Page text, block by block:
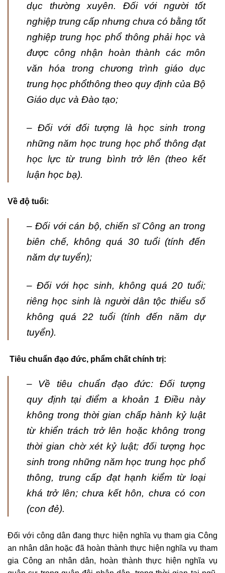
dục thường xuyên. Đối với người tốt
nghiệp trung cấp nhưng chưa có bằng tốt
nghiệp trung học phổ thông phải học và
được công nhận hoàn thành các môn
văn hóa trong chương trình giáo dục
trung học phổthông theo quy định của Bộ
Giáo dục và Đào tạo;
– Đối với đối tượng là học sinh trong
những năm học trung học phổ thông đạt
học lực từ trung bình trở lên (theo kết
luận học bạ).
Về độ tuổi:
– Đối với cán bộ, chiến sĩ Công an trong
biên chế, không quá 30 tuổi (tính đến
năm dự tuyển);
– Đối với học sinh, không quá 20 tuổi;
riêng học sinh là người dân tộc thiểu số
không quá 22 tuổi (tính đến năm dự
tuyển).
Tiêu chuẩn đạo đức, phẩm chất chính trị:
– Về tiêu chuẩn đạo đức: Đối tượng
quy định tại điểm a khoản 1 Điều này
không trong thời gian chấp hành kỷ luật
từ khiển trách trở lên hoặc không trong
thời gian chờ xét kỷ luật; đối tượng học
sinh trong những năm học trung học phổ
thông, trung cấp đạt hạnh kiểm từ loại
khá trở lên; chưa kết hôn, chưa có con
(con đẻ).
Đối với công dân đang thực hiện nghĩa vụ tham gia Công
an nhân dân hoặc đã hoàn thành thực hiện nghĩa vụ tham
gia Công an nhân dân, hoàn thành thực hiện nghĩa vụ